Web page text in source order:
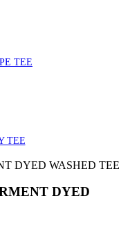
TEE
TEE
DYED